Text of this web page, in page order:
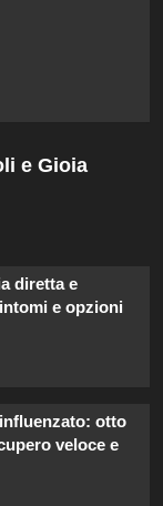
e Gioia
diretta e
e opzioni
otto
veloce e